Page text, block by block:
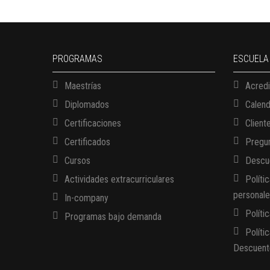
PROGRAMAS
Maestrías
Diplomados
Certificaciones
Certificados
Cursos
Actividades extracurriculares
In-company
Programas bajo demanda